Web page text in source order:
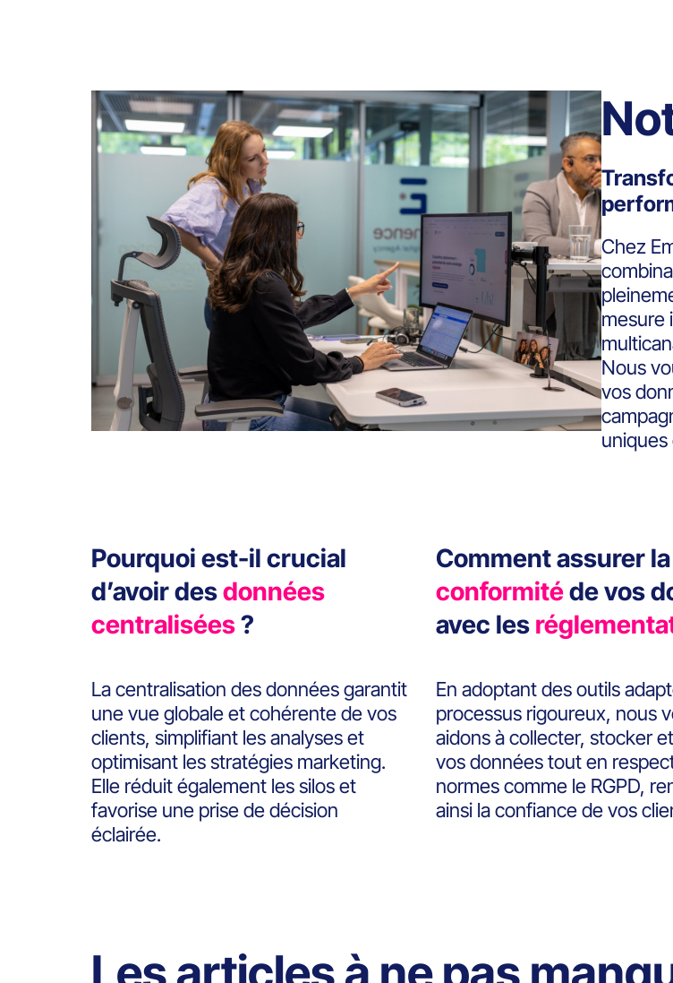
Chez
mesure
Nous
vos
uniques
Pourquoi est-il crucial
d’avoir desdonnées
centralisées?
La centralisation des données garantit
une vue globale et cohérente de vos
clients, simplifiant les analyses et
optimisant les stratégies marketing.
Elle réduit également les silos et
favorise une prise de décision
éclairée.
Comment assurer la
conformitéde vos
avec les
En adoptant des outils
processus rigoureux, nous
aidons à collecter, stocker
vos données tout en
normes comme le RGPD,
ainsi la confiance de vos